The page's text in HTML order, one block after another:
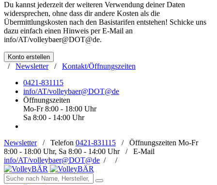
Du kannst jederzeit der weiteren Verwendung deiner Daten
widersprechen, ohne dass dir andere Kosten als die
Übermittlungskosten nach den Basistarifen entstehen! Schicke uns
dazu einfach einen Hinweis per E-Mail an
info/AT/volleybaer@DOT@de.
Konto erstellen
/ Newsletter/ Kontakt/Öffnungszeiten
0421-831115
info/AT/volleybaer@DOT@de
Öffnungszeiten
Mo-Fr 8:00 - 18:00 Uhr
Sa 8:00 - 14:00 Uhr
Newsletter/ Telefon 0421-831115 / Öffnungszeiten Mo-Fr
8:00 - 18:00 Uhr, Sa 8:00 - 14:00 Uhr / E-Mail
info/AT/volleybaer@DOT@de / /